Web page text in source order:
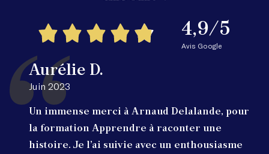
4,9/5
Avis Google
Aurélie D.
Juin 2023
Un immense merci à Arnaud Delalande, pour
la formation Apprendre à raconter une
histoire. Je l’ai suivie avec un enthousiasme